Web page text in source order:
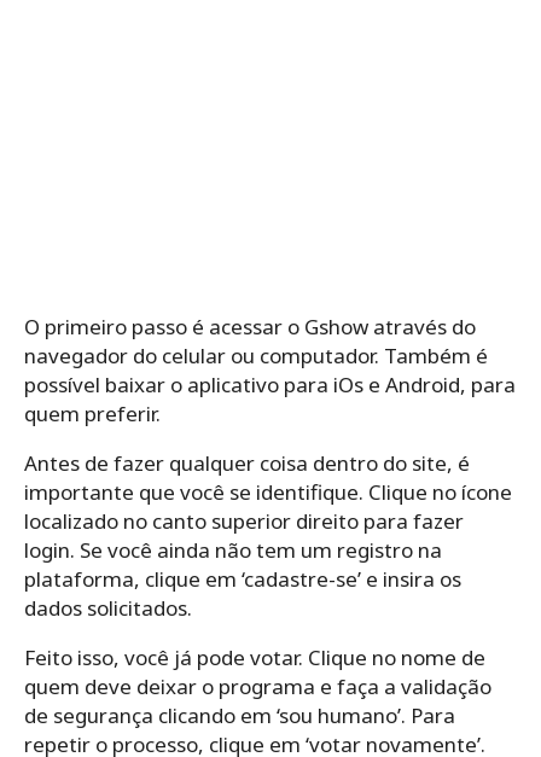
O primeiro passo é acessar o Gshow através do
navegador do celular ou computador. Também é
possível baixar o aplicativo para iOs e Android, para
quem preferir.
Antes de fazer qualquer coisa dentro do site, é
importante que você se identifique. Clique no ícone
localizado no canto superior direito para fazer
login. Se você ainda não tem um registro na
plataforma, clique em ‘cadastre-se’ e insira os
dados solicitados.
Feito isso, você já pode votar. Clique no nome de
quem deve deixar o programa e faça a validação
de segurança clicando em ‘sou humano’. Para
repetir o processo, clique em ‘votar novamente’.